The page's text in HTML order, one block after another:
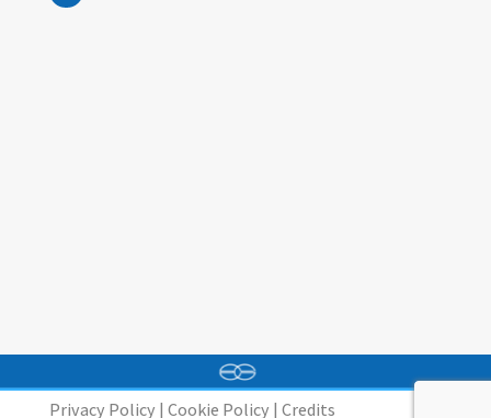
Privacy Policy | Cookie Policy | Credits